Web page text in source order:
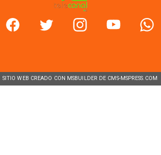
SITIO WEB CREADO CON MSBUILDER DE CMS-MSPRESS.COM